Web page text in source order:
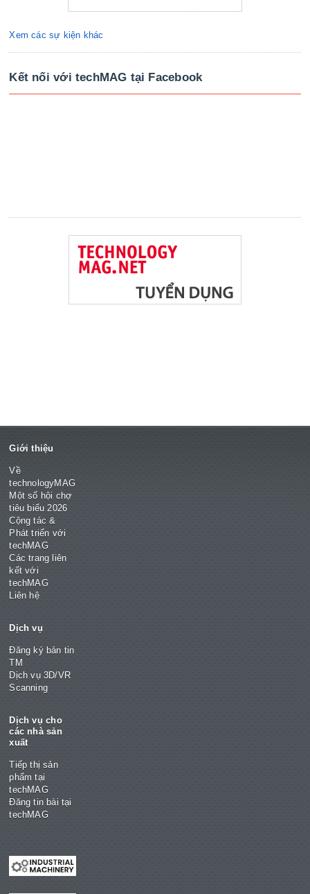
Xem các sự kiện khác
Kết nối với techMAG tại Facebook
Giới thiệu
Về
technologyMAG
Một số hội chợ
tiêu biểu 2026
Cộng tác &
Phát triển với
techMAG
Các trang liên
kết với
techMAG
Liên hệ
Dịch vụ
Đăng ký bản tin
TM
Dịch vụ 3D/VR
Scanning
Dịch vụ cho
các nhà sản
xuất
Tiếp thị sản
phẩm tại
techMAG
Đăng tin bài tại
techMAG